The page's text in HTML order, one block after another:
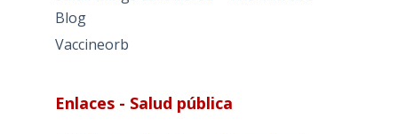
Blog
Vaccineorb
Enlaces - Salud pública